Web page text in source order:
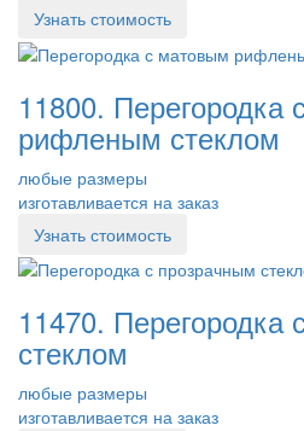
Узнать стоимость
11800. Перегородка
рифленым стеклом
любые размеры
изготавливается на заказ
Узнать стоимость
11470. Перегородка
стеклом
любые размеры
изготавливается на заказ